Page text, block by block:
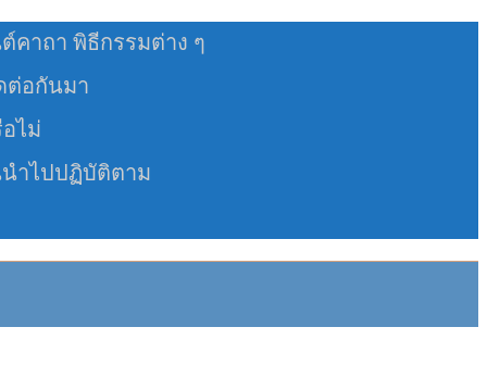
คาถา พิธีกรรมต่าง ๆ
ต่อกันมา
ไม่
นำไปปฏิบัติตาม